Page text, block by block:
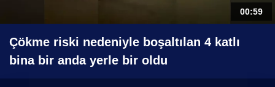
00:59
Çökme riski nedeniyle boşaltılan 4 katlı
bina bir anda yerle bir oldu